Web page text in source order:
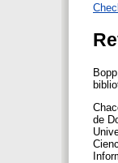
de